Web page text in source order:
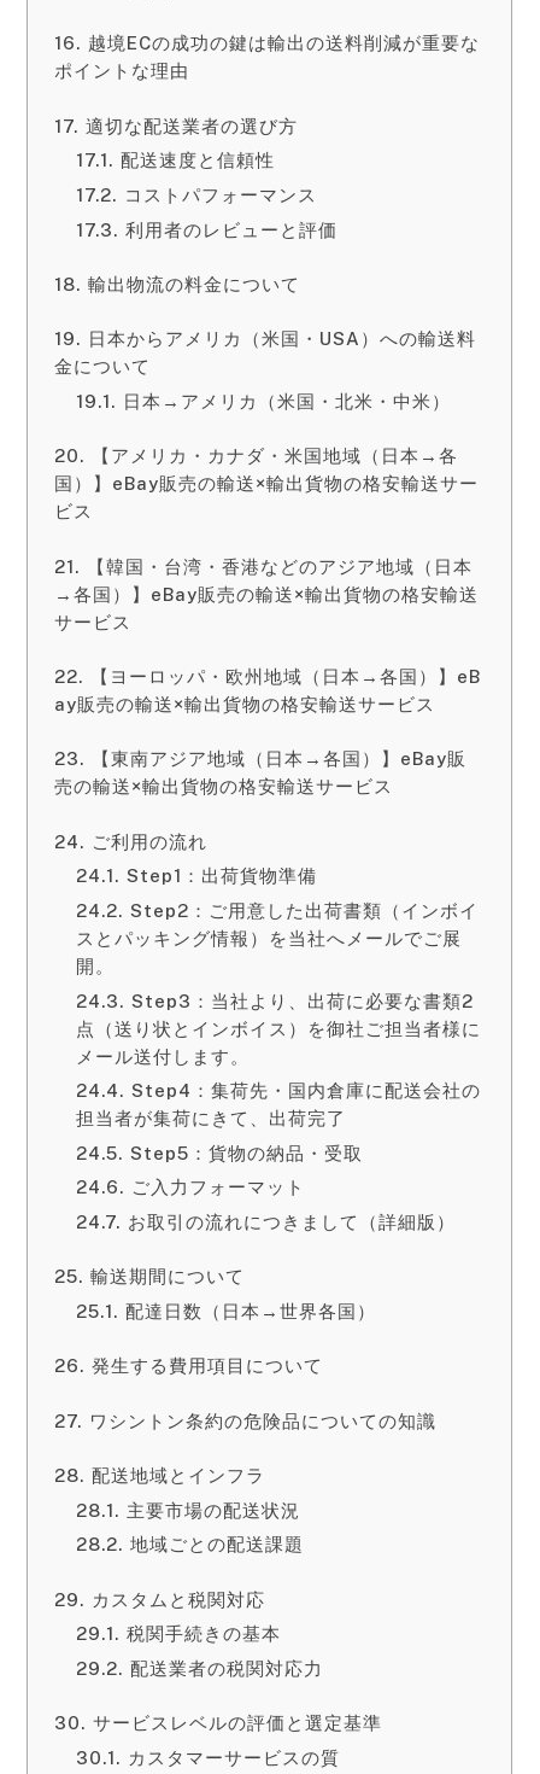
越境ECの成功の鍵は輸出の送料削減が重要な
ポイントな理由
適切な配送業者の選び方
配送速度と信頼性
コストパフォーマンス
利用者のレビューと評価
輸出物流の料金について
日本からアメリカ（米国・USA）への輸送料
金について
日本→アメリカ（米国・北米・中米）
【アメリカ・カナダ・米国地域（日本→各
国）】eBay販売の輸送×輸出貨物の格安輸送サー
ビス
【韓国・台湾・香港などのアジア地域（日本
→各国）】eBay販売の輸送×輸出貨物の格安輸送
サービス
【ヨーロッパ・欧州地域（日本→各国）】eB
ay販売の輸送×輸出貨物の格安輸送サービス
【東南アジア地域（日本→各国）】eBay販
売の輸送×輸出貨物の格安輸送サービス
ご利用の流れ
Step1：出荷貨物準備
Step2：ご用意した出荷書類（インボイ
スとパッキング情報）を当社へメールでご展
開。
Step3：当社より、出荷に必要な書類2
点（送り状とインボイス）を御社ご担当者様に
メール送付します。
Step4：集荷先・国内倉庫に配送会社の
担当者が集荷にきて、出荷完了
Step5：貨物の納品・受取
ご入力フォーマット
お取引の流れにつきまして（詳細版）
輸送期間について
配達日数（日本→世界各国）
発生する費用項目について
ワシントン条約の危険品についての知識
配送地域とインフラ
主要市場の配送状況
地域ごとの配送課題
カスタムと税関対応
税関手続きの基本
配送業者の税関対応力
サービスレベルの評価と選定基準
カスタマーサービスの質